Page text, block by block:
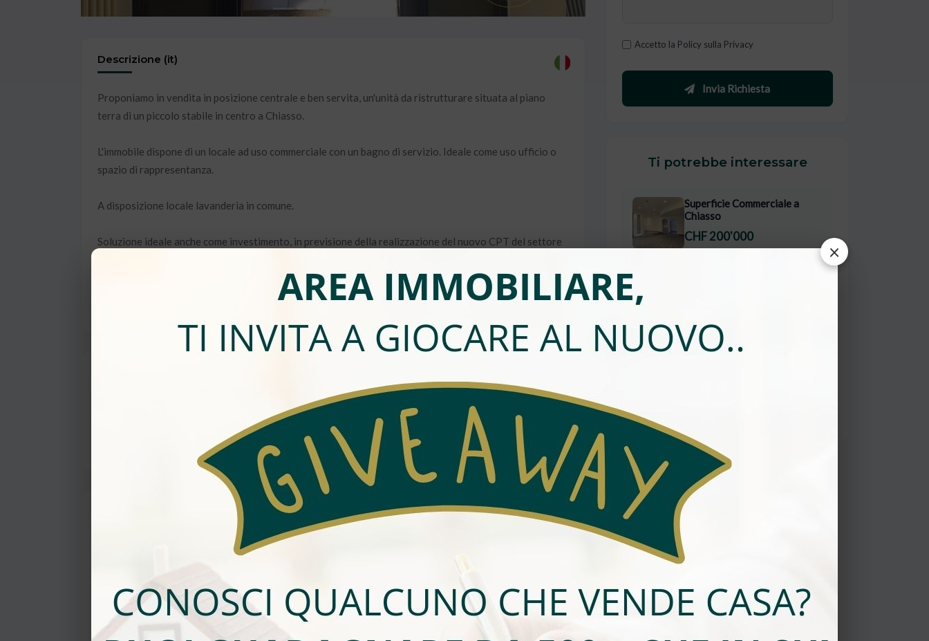
Descrizione (it)
Proponiamo in vendita in posizione centrale e ben servita, un'unità da ristrutturare situata al piano
terra di un piccolo stabile in centro a Chiasso.
L'immobile dispone di un locale ad uso commerciale con un bagno di servizio. Ideale come uso ufficio o
spazio di rappresentanza.
A disposizione locale lavanderia in comune.
Soluzione ideale anche come investimento, in previsione della realizzazione del nuovo CPT del settore
Ulteriori spazi commerciali disponibili al secondo piano.
Azione: Vendita Prezzo: CHF 95'000
Superficie comm.: 20.00 m2
Accetto la Policy sulla Privacy
Invia Richiesta
Ti potrebbe interessare
Superficie Commerciale a
Chiasso
CHF 200'000
×